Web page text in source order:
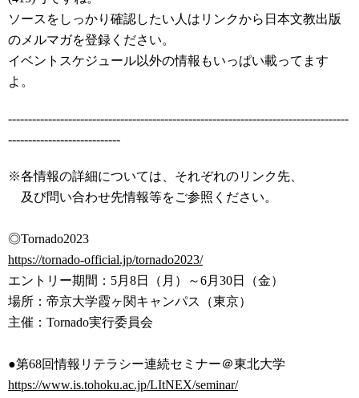
ソースをしっかり確認したい人はリンクから日本文教出版
のメルマガを登録ください。
イベントスケジュール以外の情報もいっぱい載ってます
よ。
-------------------------------------------------------------------------------------
----------------------------
※各情報の詳細については、それぞれのリンク先、
及び問い合わせ先情報等をご参照ください。
◎Tornado2023
https://tornado-official.jp/tornado2023/
エントリー期間：5月8日（月）～6月30日（金）
場所：帝京⼤学霞ヶ関キャンパス（東京）
主催：Tornado実行委員会
●第68回情報リテラシー連続セミナー＠東北大学
https://www.is.tohoku.ac.jp/LItNEX/seminar/